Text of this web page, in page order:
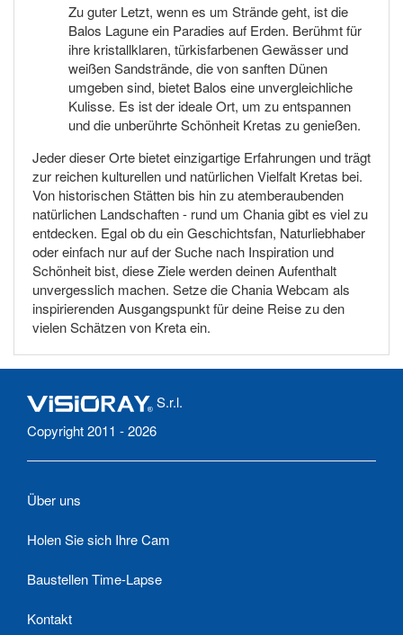
Zu guter Letzt, wenn es um Strände geht, ist die
Balos Lagune ein Paradies auf Erden. Berühmt für
ihre kristallklaren, türkisfarbenen Gewässer und
weißen Sandstrände, die von sanften Dünen
umgeben sind, bietet Balos eine unvergleichliche
Kulisse. Es ist der ideale Ort, um zu entspannen
und die unberührte Schönheit Kretas zu genießen.
Jeder dieser Orte bietet einzigartige Erfahrungen und trägt
zur reichen kulturellen und natürlichen Vielfalt Kretas bei.
Von historischen Stätten bis hin zu atemberaubenden
natürlichen Landschaften - rund um Chania gibt es viel zu
entdecken. Egal ob du ein Geschichtsfan, Naturliebhaber
oder einfach nur auf der Suche nach Inspiration und
Schönheit bist, diese Ziele werden deinen Aufenthalt
unvergesslich machen. Setze die Chania Webcam als
inspirierenden Ausgangspunkt für deine Reise zu den
vielen Schätzen von Kreta ein.
S.r.l.
Copyright 2011 - 2026
Über uns
Holen Sie sich Ihre Cam
Baustellen Time-Lapse
Kontakt